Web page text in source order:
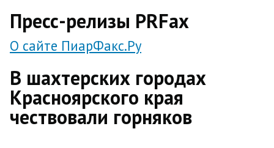
Пресс-релизы PRFax
О сайте ПиарФакс.Ру
В шахтерских городах
Красноярского края
чествовали горняков